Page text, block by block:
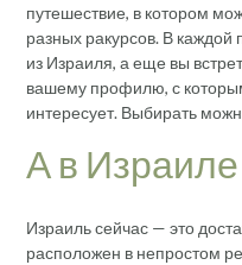
путешествие, в котором
разных ракурсов. В каждой
из Израиля, а еще вы
вашему профилю, с
интересует. Выбирать
А в
Израиль сейчас — это
расположен в непростом